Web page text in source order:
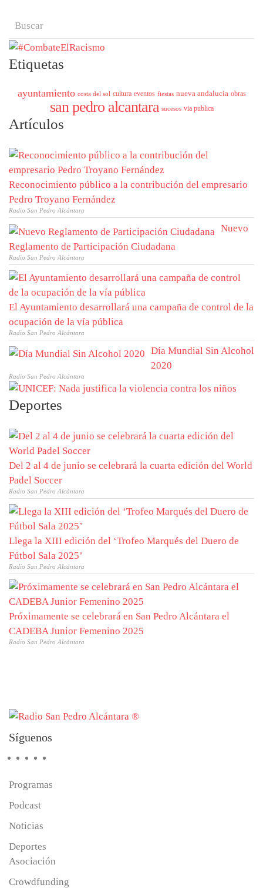
Etiquetas
ayuntamiento costa del sol cultura eventos fiestas nueva andalucia obras
san pedro alcantara sucesos via publica
Artículos
Reconocimiento público a la contribución del empresario
Pedro Troyano Fernández
Radio San Pedro Alcántara
Nuevo
Reglamento de Participación Ciudadana
Radio San Pedro Alcántara
El Ayuntamiento desarrollará una campaña de control de la
ocupación de la vía pública
Radio San Pedro Alcántara
Día Mundial Sin Alcohol
2020
Radio San Pedro Alcántara
Deportes
Del 2 al 4 de junio se celebrará la cuarta edición del World
Padel Soccer
Radio San Pedro Alcántara
Llega la XIII edición del ‘Trofeo Marqués del Duero de
Fútbol Sala 2025’
Radio San Pedro Alcántara
Próximamente se celebrará en San Pedro Alcántara el
CADEBA Junior Femenino 2025
Radio San Pedro Alcántara
Síguenos
Programas
Podcast
Noticias
Deportes
Asociación
Crowdfunding